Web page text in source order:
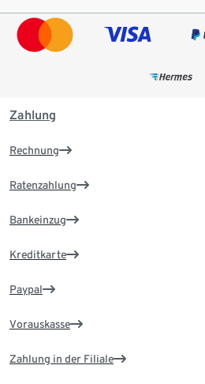
Zahlung
Rechnung
Ratenzahlung
Bankeinzug
Kreditkarte
Paypal
Vorauskasse
Zahlung in der Filiale